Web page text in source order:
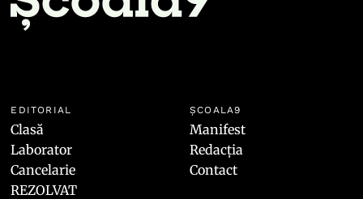
EDITORIAL
Clasă
Laborator
Cancelarie
REZOLVAT
ȘCOALA9
Manifest
Redacția
Contact